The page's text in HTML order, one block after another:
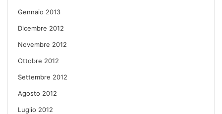
Gennaio 2013
Dicembre 2012
Novembre 2012
Ottobre 2012
Settembre 2012
Agosto 2012
Luglio 2012